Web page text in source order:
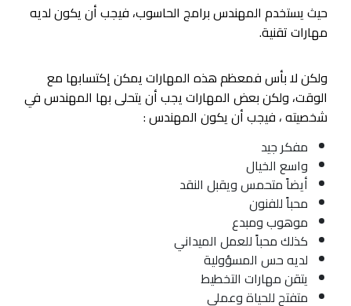
حيث يستخدم المهندس برامج الحاسوب، فيجب أن يكون لديه
مهارات تقنية.
ولكن لا بأس فمعظم هذه المهارات يمكن إكتسابها مع
الوقت، ولكن بعض المهارات يجب أن يتحلى بها المهندس في
شخصيته ، فيجب أن يكون المهندس :
مفكر جيد
واسع الخيال
أيضاً متحمس ويقبل النقد
محباً للفنون
موهوب ومبدع
كذلك محباً للعمل الميداني
لديه حس المسؤولية
يتقن مهارات التخطيط
متفتح للحياة وعملي